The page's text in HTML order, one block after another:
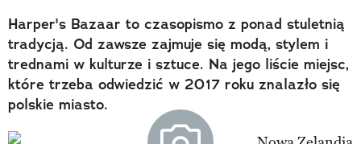
Harper's Bazaar to czasopismo z ponad stuletnią
tradycją. Od zawsze zajmuje się modą, stylem i
trednami w kulturze i sztuce. Na jego liście miejsc,
które trzeba odwiedzić w 2017 roku znalazło się
polskie miasto.